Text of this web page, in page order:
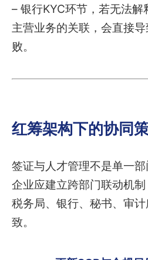
– 银行KYC环节，若无法解
主营业务的关联，会直接
败。
红筹架构下的协同
签证与人才管理不是单一
企业应建立跨部门联动机制
税务局、银行、秘书、审
致。